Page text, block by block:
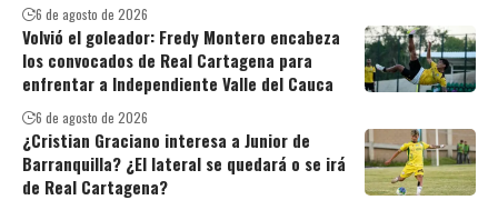
6 de agosto de 2026
Volvió el goleador: Fredy Montero encabeza
los convocados de Real Cartagena para
enfrentar a Independiente Valle del Cauca
6 de agosto de 2026
¿Cristian Graciano interesa a Junior de
Barranquilla? ¿El lateral se quedará o se irá
de Real Cartagena?